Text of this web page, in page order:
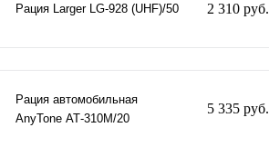
Рация Larger LG-928 (UHF)/50 2 310 руб.
Рация автомобильная
AnyTone АТ-310М/20
5 335 руб.